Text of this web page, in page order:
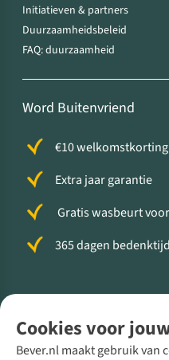
Cookies voor
Bever.nl maakt gebruik van
Initiatieven & partners
Duurzaamheidsbeleid
FAQ: duurzaamheid
Word Buitenvriend
€10 welkomstkorting
Extra jaar garantie
Gratis wasbeurt
365 dagen bedenktijd